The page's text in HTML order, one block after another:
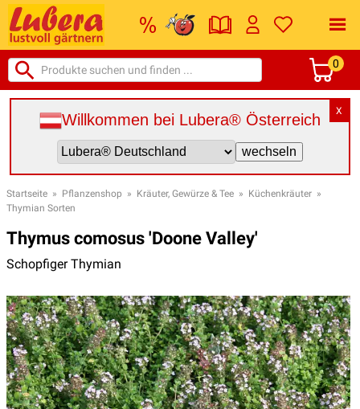
0
X
Willkommen bei Lubera® Österreich
Startseite » Pflanzenshop » Kräuter, Gewürze & Tee » Küchenkräuter »
Thymian Sorten
Thymus comosus 'Doone Valley'
Schopfiger Thymian